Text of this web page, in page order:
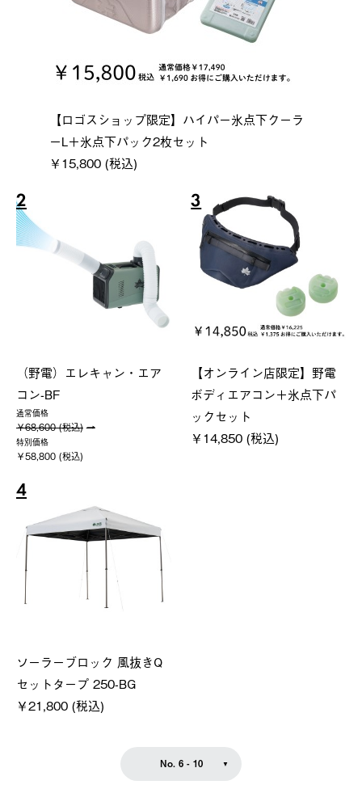
【ロゴスショップ限定】ハイパー氷点下クーラ
ーL＋氷点下パック2枚セット
￥15,800 (税込)
2
（野電）エレキャン・エア
コン-BF
通常価格
￥68,600 (税込)
特別価格
￥58,800 (税込)
3
【オンライン店限定】野電
ボディエアコン＋氷点下パ
ックセット
￥14,850 (税込)
4
ソーラーブロック 風抜きQ
セットタープ 250-BG
￥21,800 (税込)
No. 6 - 10